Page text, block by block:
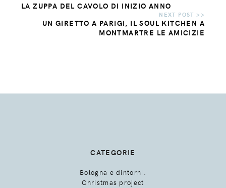
LA ZUPPA DEL CAVOLO DI INIZIO ANNO
UN GIRETTO A PARIGI, IL SOUL KITCHEN A
MONTMARTRE LE AMICIZIE
CATEGORIE
Bologna e dintorni.
Christmas project